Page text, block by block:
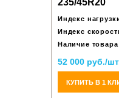
235/45R20
Индекс
Индекс
Наличие
52 000 руб./
КУПИТЬ В 1